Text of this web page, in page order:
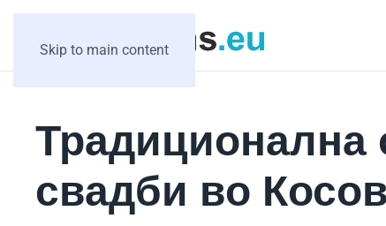
Skip to main content
Традиционална
свадби во